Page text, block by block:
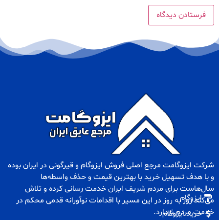
شرکت ایزوگامت مرجع اصلی فروش ایزوگام وقیرگونی در ایران بوده
و با هدف تسهیل خرید با بهترین قیمت و حذف واسطه‌ها
سال‌هاست برای مردم شریف ایران خدمت رسانی کرده و تلاش
می‌کند روز به روز در این مسیر با اقدامات نوآورانه قدمی محکم در
خدمت مردم بردارد.
ایزوگام
خرید ایزوگام